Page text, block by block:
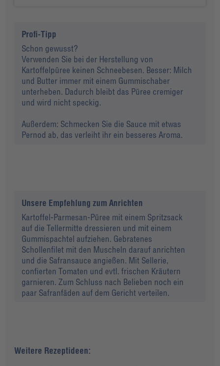
Profi-Tipp
Schon gewusst?
Verwenden Sie bei der Herstellung von
Kartoffelpüree keinen Schneebesen. Besser: Milch
und Butter immer mit einem Gummischaber
unterheben. Dadurch bleibt das Püree cremiger
und wird nicht speckig.
Außerdem: Schmecken Sie die Sauce mit etwas
Pernod ab, das verleiht ihr ein besseres Aroma.
Unsere Empfehlung zum Anrichten
Kartoffel-Parmesan-Püree mit einem Spritzsack
auf die Tellermitte dressieren und mit einem
Gummispachtel aufziehen. Gebratenes
Schollenfilet mit den Muscheln darauf anrichten
und die Safransauce angießen. Mit Sellerie,
confierten Tomaten und evtl. frischen Kräutern
garnieren. Zum Schluss nach Belieben noch ein
paar Safranfäden auf dem Gericht verteilen.
Weitere Rezeptideen: